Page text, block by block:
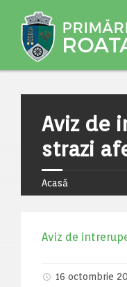
Aviz de
strazi
Acasă
Aviz de
16 octombrie